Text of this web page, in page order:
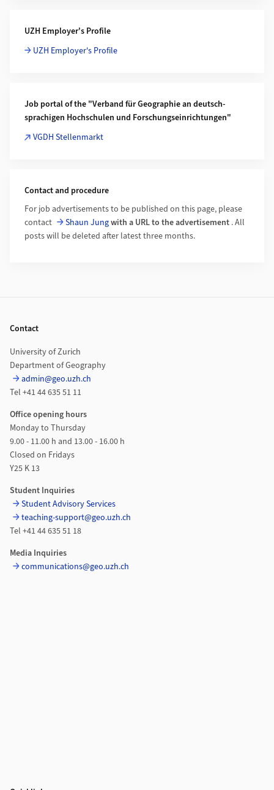
UZH Employer's Profile
UZH Employer's Profile
Job portal of the "Verband für Geographie an deutsch-
sprachigen Hochschulen und Forschungseinrichtungen"
VGDH Stellenmarkt
Contact and procedure
For job advertisements to be published on this page, please
contact
Shaun Jungwith a URL to the advertisement. All
posts will be deleted after latest three months.
Contact
University of Zurich
Department of Geography
admin@geo.uzh.ch
Tel +41 44 635 51 11
Office opening hours
Monday to Thursday
9.00 - 11.00 h and 13.00 - 16.00 h
Closed on Fridays
Y25 K 13
Student Inquiries
Student Advisory Services
teaching-support@geo.uzh.ch
Tel +41 44 635 51 18
Media Inquiries
communications@geo.uzh.ch